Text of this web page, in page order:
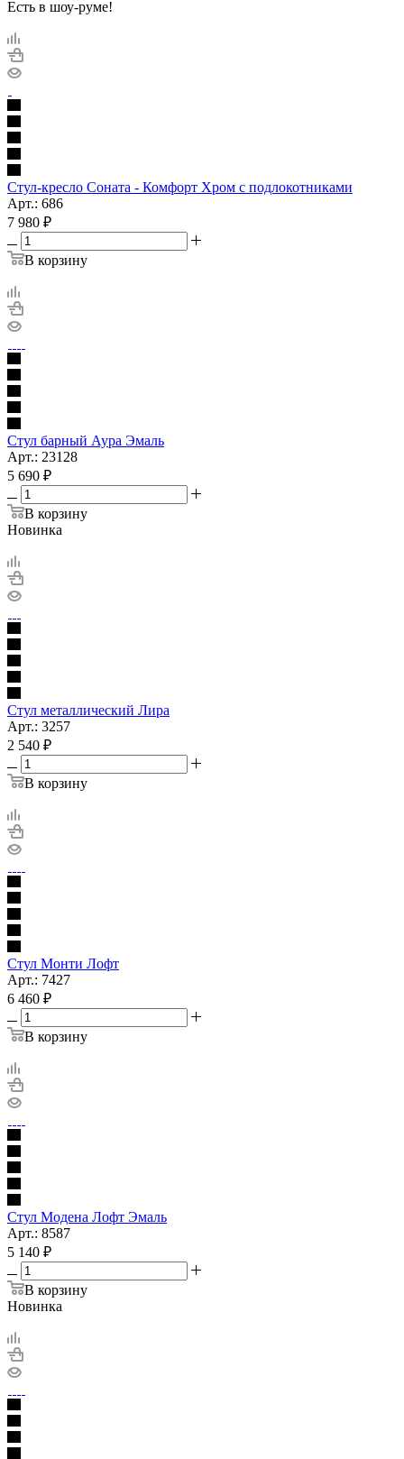
Есть в шоу-руме!
Стул-кресло Соната - Комфорт Хром с подлокотниками
Арт.: 686
7 980 ₽
В корзину
Стул барный Аура Эмаль
Арт.: 23128
5 690 ₽
В корзину
Новинка
Стул металлический Лира
Арт.: 3257
2 540 ₽
В корзину
Стул Монти Лофт
Арт.: 7427
6 460 ₽
В корзину
Стул Модена Лофт Эмаль
Арт.: 8587
5 140 ₽
В корзину
Новинка